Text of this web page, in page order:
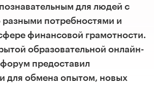
для людей с
потребностями и
финансовой грамотности.
образовательной онлайн-
предоставил
для обмена опытом, новых